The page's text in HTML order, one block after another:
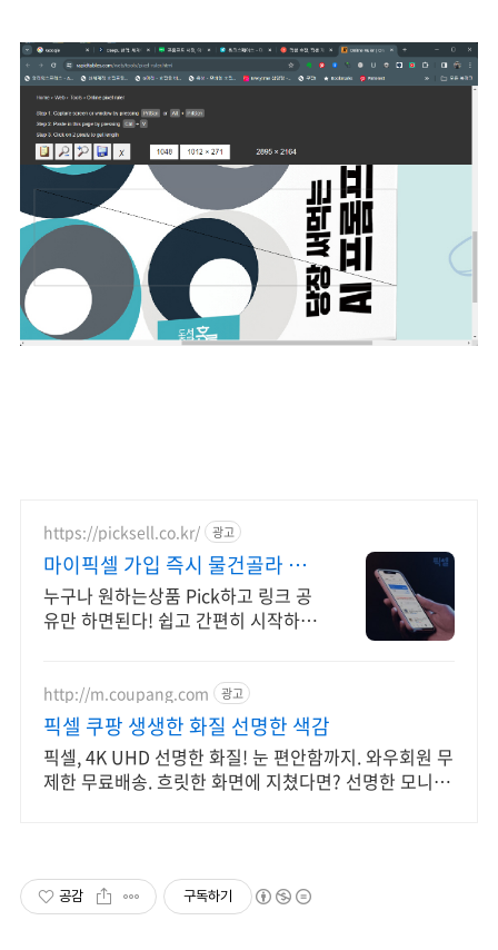
https://picksell.co.kr/ 광고
마이픽셀 가입 즉시 물건골라 판
매시작
누구나 원하는상품 Pick하고 링크 공
유만 하면된다! 쉽고 간편히 시작하세
세요!
http://m.coupang.com 광고
픽셀 쿠팡 생생한 화질 선명한 색감
픽셀, 4K UHD 선명한 화질! 눈 편안함까지. 와우회원 무
제한 무료배송. 흐릿한 화면에 지쳤다면? 선명한 모니터
공감 구독하기